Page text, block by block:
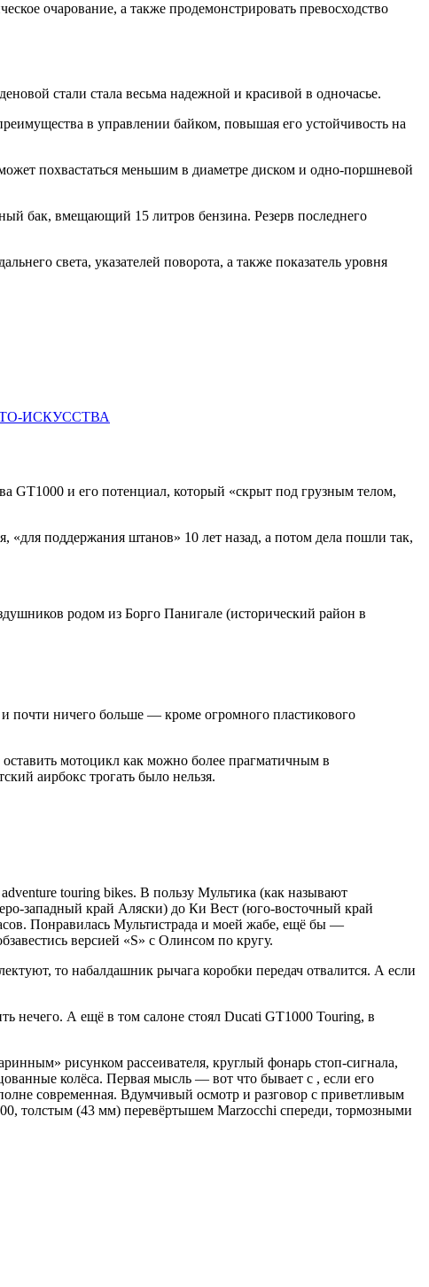
очарование, а также продемонстрировать превосходство
стали стала весьма надежной и красивой в одночасье.
в управлении байком, повышая его устойчивость на
похвастаться меньшим в диаметре диском и одно-поршневой
бак, вмещающий 15 литров бензина. Резерв последнего
света, указателей поворота, а также показатель уровня
ИСКУССТВА
GT1000 и его потенциал, который «скрыт под грузным телом,
«для поддержания штанов» 10 лет назад, а потом дела пошли так,
родом из Борго Панигале (исторический район в
почти ничего больше — кроме огромного пластикового
оставить мотоцикл как можно более прагматичным в
аирбокс трогать было нельзя.
touring bikes. В пользу Мультика (как называют
западный край Аляски) до Ки Вест (юго-восточный край
Понравилась Мультистрада и моей жабе, ещё бы —
версией «S» с Олинсом по кругу.
то набалдашник рычага коробки передач отвалится. А если
нечего. А ещё в том салоне стоял Ducati GT1000 Touring, в
рисунком рассеивателя, круглый фонарь стоп-сигнала,
колёса. Первая мысль — вот что бывает с , если его
современная. Вдумчивый осмотр и разговор с приветливым
толстым (43 мм) перевёртышем Marzocchi спереди, тормозными